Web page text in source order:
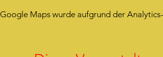
Google Maps wurde aufgrund der